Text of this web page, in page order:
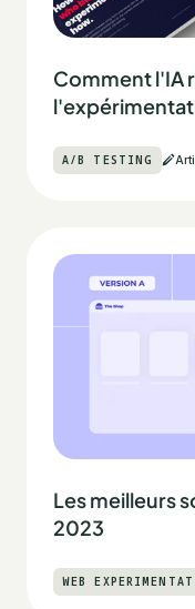
Comment l'IA
A/B TESTING
Les meilleurs
2023
WEB